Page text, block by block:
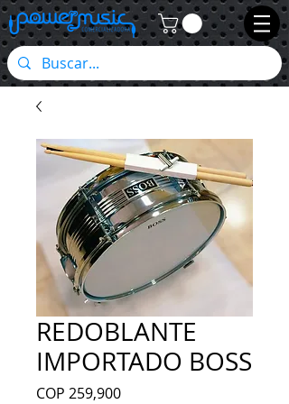
REDOBLANTE
IMPORTADO BOSS
COP 259,900Precio